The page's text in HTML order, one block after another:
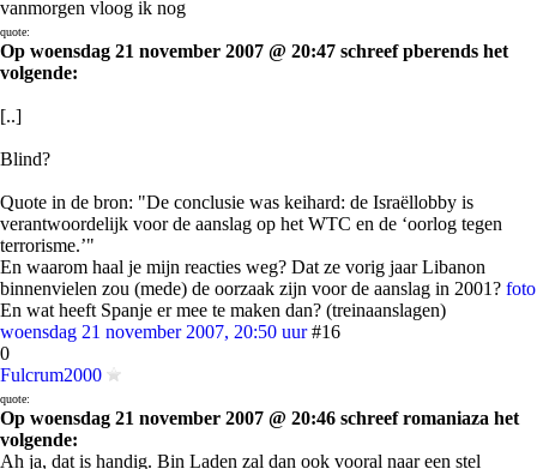
vanmorgen vloog ik nog
quote:
Op woensdag 21 november 2007 @ 20:47 schreef pberends het
volgende:
[..]
Blind?
Quote in de bron: "De conclusie was keihard: de Israëllobby is
verantwoordelijk voor de aanslag op het WTC en de ‘oorlog tegen
terrorisme.’"
En waarom haal je mijn reacties weg? Dat ze vorig jaar Libanon
binnenvielen zou (mede) de oorzaak zijn voor de aanslag in 2001? foto
En wat heeft Spanje er mee te maken dan? (treinaanslagen)
woensdag 21 november 2007, 20:50 uur #16
0
Fulcrum2000
quote:
Op woensdag 21 november 2007 @ 20:46 schreef romaniaza het
volgende:
Ah ja, dat is handig. Bin Laden zal dan ook vooral naar een stel